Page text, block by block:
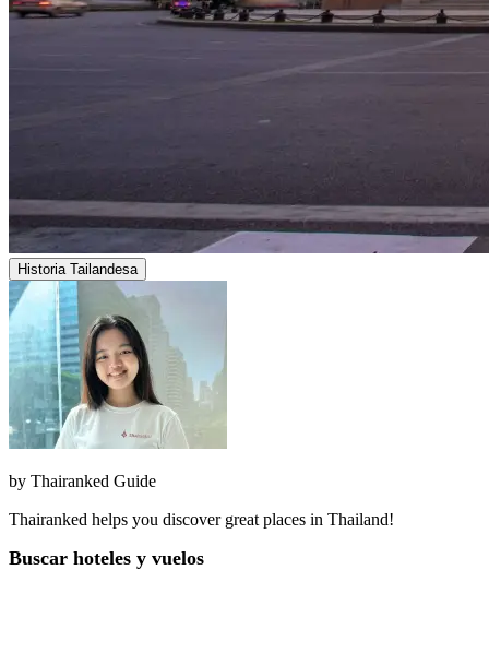
Historia Tailandesa
by Thairanked Guide
Thairanked helps you discover great places in Thailand!
Buscar hoteles y vuelos